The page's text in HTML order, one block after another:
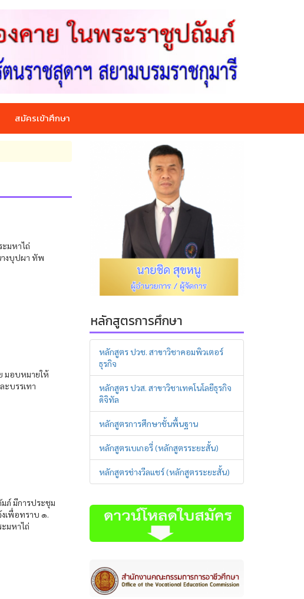
สมัครเข้าศึกษา
มหาไถ่
างบุปผา ทัพ
มอบหมายให้
ะบรรเทา
ภ์ มีการประชุม
เพื่อทราบ ๑.
มหาไถ่
หลักสูตรการศึกษา
หลักสูตร ปวช. สาขาวิชาคอมพิวเตอร์
ธุรกิจ
หลักสูตร ปวส. สาขาวิชาเทคโนโลยีธุรกิจ
ดิจิทัล
หลักสูตรการศึกษาชั้นพื้นฐาน
หลักสูตรเบเกอรี่ (หลักสูตรระยะสั้น)
หลักสูตรช่างวีลแชร์ (หลักสูตรระยะสั้น)